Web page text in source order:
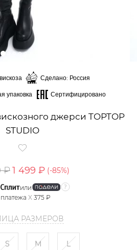
Сделано: Россия
упаковка
Сертифицировано
джерси TOPTOP
STUDIO
₽1 499 ₽ (-85%)
или
платежа X 375 ₽
РАЗМЕРОВ
S M L